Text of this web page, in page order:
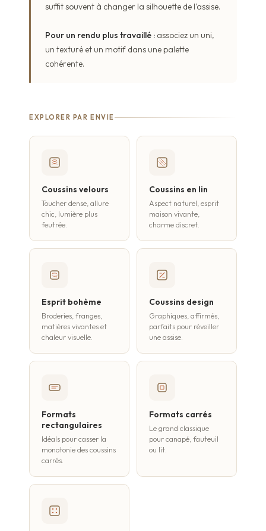
suffit souvent à changer la silhouette de l'assise.
Pour un rendu plus travaillé : associez un uni,
un texturé et un motif dans une palette
cohérente.
EXPLORER PAR ENVIE
Coussins velours
Toucher dense, allure
chic, lumière plus
feutrée.
Coussins en lin
Aspect naturel, esprit
maison vivante,
charme discret.
Esprit bohème
Broderies, franges,
matières vivantes et
chaleur visuelle.
Coussins design
Graphiques, affirmés,
parfaits pour réveiller
une assise.
Formats
rectangulaires
Idéals pour casser la
monotonie des coussins
carrés.
Formats carrés
Le grand classique
pour canapé, fauteuil
ou lit.